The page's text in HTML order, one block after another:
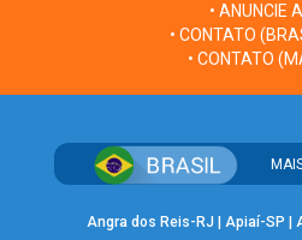
• ANUNCIE
• CONTATO
• CONTATO
Angra dos Reis-RJ Apiaí-SP